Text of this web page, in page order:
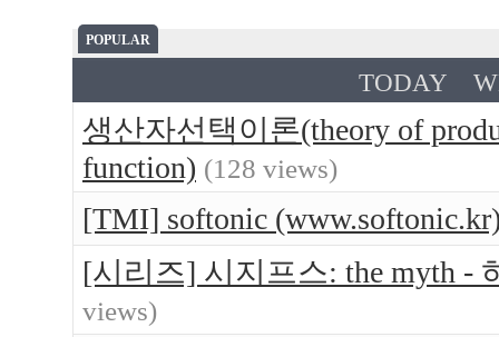
POPULAR
TODAY
생산자선택이론(theory of
function) (128 views)
[TMI] softonic
[시리즈] 시지프스: the myth -
views)